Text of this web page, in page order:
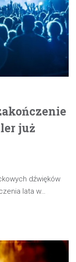
już
dźwięków
lata w…